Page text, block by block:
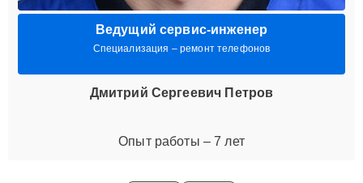
Ведущий сервис-инженер
Специализация – ремонт телефонов
Дмитрий Сергеевич Петров
Опыт работы – 7 лет